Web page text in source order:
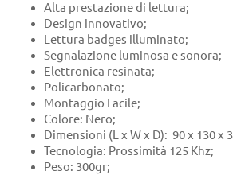
Alta prestazione di lettura;
Design innovativo;
Lettura badges illuminato;
Segnalazione luminosa e sonora;
Elettronica resinata;
Policarbonato;
Montaggio Facile;
Colore: Nero;
Dimensioni (L x W x D): 90 x 130 x
Tecnologia: Prossimità 125 Khz;
Peso: 300gr;